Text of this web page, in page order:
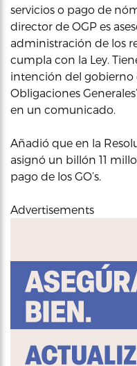
servicios o pago de
director de OGP es
administración de los
cumpla con la Ley.
intención del gobierno
Obligaciones
en un comunicado.
Añadió que en la
asignó un billón 11
pago de los GO’s.
Advertisements